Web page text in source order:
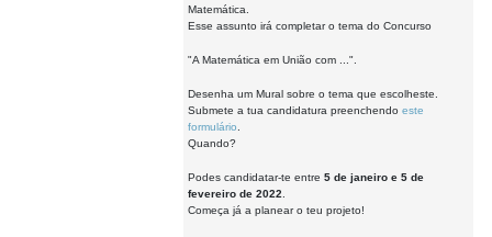
Matemática.
Esse assunto irá completar o tema do Concurso
"A Matemática em União com ...".
Desenha um Mural sobre o tema que escolheste.
Submete a tua candidatura preenchendo este
formulário
Quando?
Podes candidatar-te entre 5 de janeiro e 5 de
fevereiro de 2022
Começa já a planear o teu projeto!